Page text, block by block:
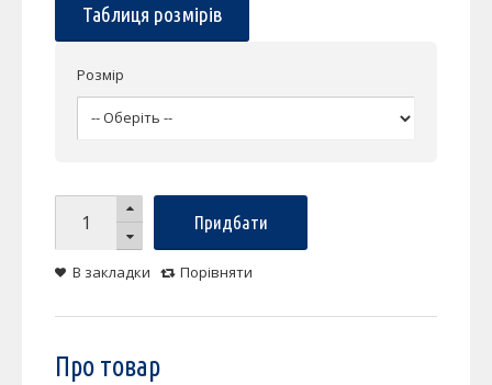
Таблиця розмірів
Розмір
Придбати
В закладки Порівняти
Про товар